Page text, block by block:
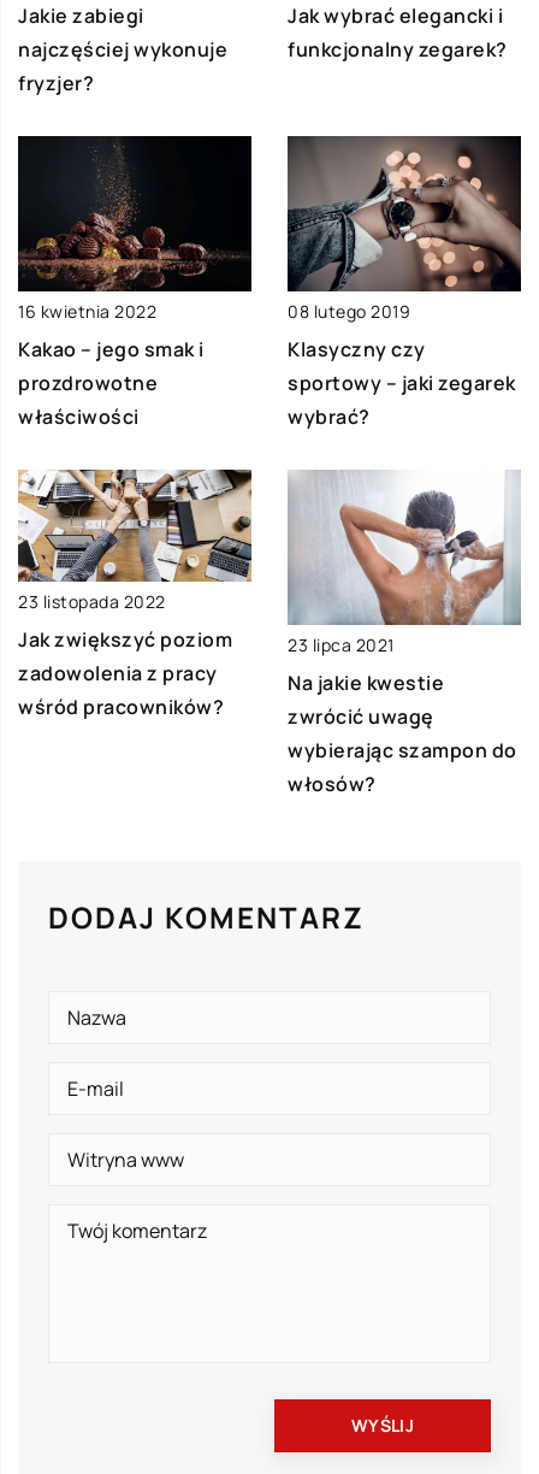
Jakie zabiegi
najczęściej wykonuje
fryzjer?
Jak wybrać elegancki i
funkcjonalny zegarek?
16 kwietnia 2022
Kakao – jego smak i
prozdrowotne
właściwości
08 lutego 2019
Klasyczny czy
sportowy – jaki zegarek
wybrać?
23 listopada 2022
Jak zwiększyć poziom
zadowolenia z pracy
wśród pracowników?
23 lipca 2021
Na jakie kwestie
zwrócić uwagę
wybierając szampon do
włosów?
DODAJ KOMENTARZ